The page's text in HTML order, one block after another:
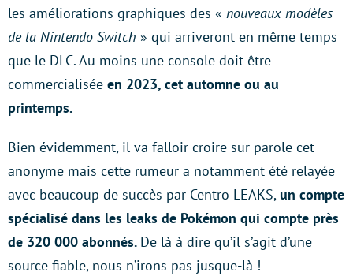
les améliorations graphiques des « nouveaux modèles
de la Nintendo Switch » qui arriveront en même temps
que le DLC. Au moins une console doit être
commercialisée en 2023, cet automne ou au
printemps.
Bien évidemment, il va falloir croire sur parole cet
anonyme mais cette rumeur a notamment été relayée
avec beaucoup de succès par Centro LEAKS, un compte
spécialisé dans les leaks de Pokémon qui compte près
de 320 000 abonnés. De là à dire qu’il s’agit d’une
source fiable, nous n’irons pas jusque-là !